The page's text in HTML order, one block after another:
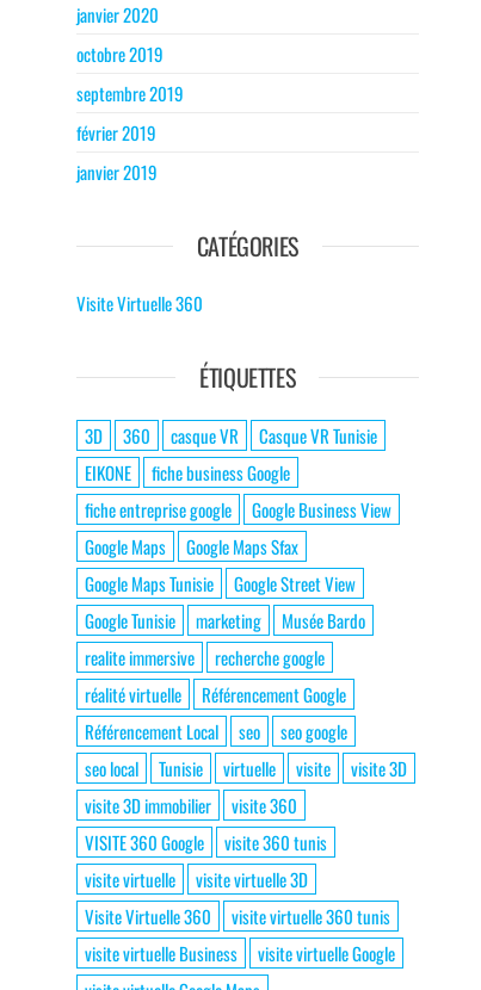
janvier 2020
octobre 2019
septembre 2019
février 2019
janvier 2019
CATÉGORIES
Visite Virtuelle 360
ÉTIQUETTES
3D 360 casque VR
Casque VR Tunisie
EIKONE
fiche business Google
fiche entreprise google
Google Business View
Google Maps
Google Maps Sfax
Google Maps Tunisie
Google Street View
Google Tunisie
marketing
Musée Bardo
realite immersive
recherche google
réalité virtuelle
Référencement Google
Référencement Local
seo
seo google
seo local
Tunisie virtuelle visite
visite 3D
visite 3D immobilier
visite 360
VISITE 360 Google
visite 360 tunis
visite virtuelle
visite virtuelle 3D
Visite Virtuelle 360
visite virtuelle 360 tunis
visite virtuelle Business
visite virtuelle Google